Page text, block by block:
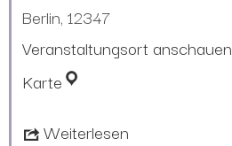
Berlin, 12347
Veranstaltungsort anschauen
Karte
Weiterlesen